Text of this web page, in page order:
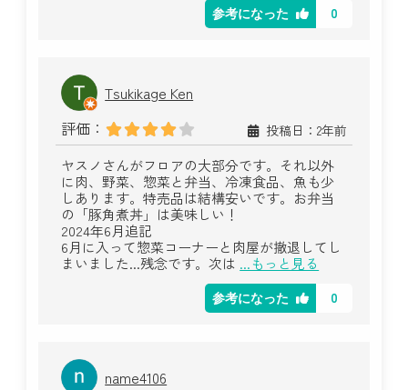
参考になった 0
Tsukikage Ken
評価：
投稿日：2年前
ヤスノさんがフロアの大部分です。それ以外
に肉、野菜、惣菜と弁当、冷凍食品、魚も少
しあります。特売品は結構安いです。お弁当
の「豚角煮丼」は美味しい！
2024年6月追記
6月に入って惣菜コーナーと肉屋が撤退してし
まいました...残念です。次は ...もっと見る
参考になった 0
name4106